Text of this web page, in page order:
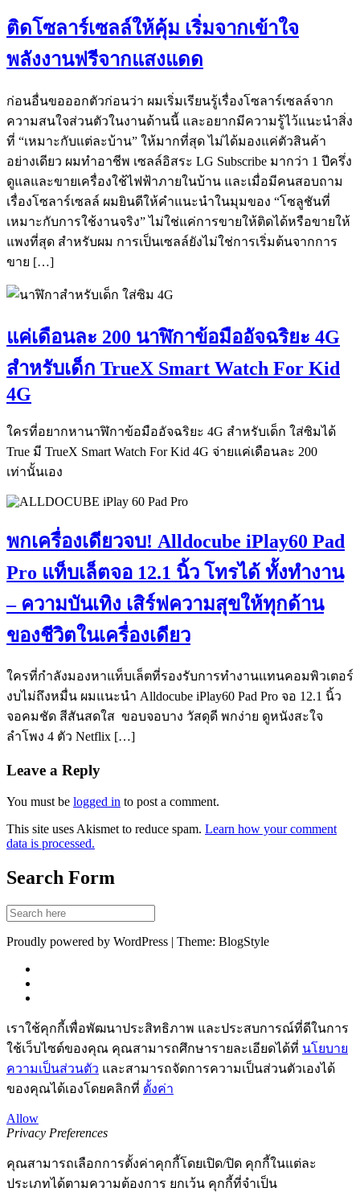
ติดโซลาร์เซลล์ให้คุ้ม เริ่มจากเข้าใจ
พลังงานฟรีจากแสงแดด
ก่อนอื่นขอออกตัวก่อนว่า ผมเริ่มเรียนรู้เรื่องโซลาร์เซลล์จาก
ความสนใจส่วนตัวในงานด้านนี้ และอยากมีความรู้ไว้แนะนำสิ่ง
ที่ “เหมาะกับแต่ละบ้าน” ให้มากที่สุด ไม่ได้มองแค่ตัวสินค้า
อย่างเดียว ผมทำอาชีพ เซลล์อิสระ LG Subscribe มากว่า 1 ปีครึ่ง
ดูแลและขายเครื่องใช้ไฟฟ้าภายในบ้าน และเมื่อมีคนสอบถาม
เรื่องโซลาร์เซลล์ ผมยินดีให้คำแนะนำในมุมของ “โซลูชันที่
เหมาะกับการใช้งานจริง” ไม่ใช่แค่การขายให้ติดได้หรือขายให้
แพงที่สุด สำหรับผม การเป็นเซลล์ยังไม่ใช่การเริ่มต้นจากการ
ขาย […]
แค่เดือนละ 200 นาฬิกาข้อมืออัจฉริยะ 4G
สำหรับเด็ก TrueX Smart Watch For Kid
4G
ใครที่อยากหานาฬิกาข้อมืออัจฉริยะ 4G สำหรับเด็ก ใส่ซิมได้
True มี TrueX Smart Watch For Kid 4G จ่ายแค่เดือนละ 200
เท่านั้นเอง
พกเครื่องเดียวจบ! Alldocube iPlay60 Pad
Pro แท็บเล็ตจอ 12.1 นิ้ว โทรได้ ทั้งทำงาน
– ความบันเทิง เสิร์ฟความสุขให้ทุกด้าน
ของชีวิตในเครื่องเดียว
ใครที่กำลังมองหาแท็บเล็ตที่รองรับการทำงานแทนคอมพิวเตอร์
งบไม่ถึงหมื่น ผมแนะนำ Alldocube iPlay60 Pad Pro จอ 12.1 นิ้ว
จอคมชัด สีสันสดใส ขอบจอบาง วัสดุดี พกง่าย ดูหนังสะใจ
ลำโพง 4 ตัว Netflix […]
Leave a Reply
You must be logged in to post a comment.
This site uses Akismet to reduce spam. Learn how your comment
data is processed.
Search Form
Proudly powered by WordPress | Theme: BlogStyle
เราใช้คุกกี้เพื่อพัฒนาประสิทธิภาพ และประสบการณ์ที่ดีในการ
ใช้เว็บไซต์ของคุณ คุณสามารถศึกษารายละเอียดได้ที่ นโยบาย
ความเป็นส่วนตัว และสามารถจัดการความเป็นส่วนตัวเองได้
ของคุณได้เองโดยคลิกที่ ตั้งค่า
Allow
Privacy Preferences
คุณสามารถเลือกการตั้งค่าคุกกี้โดยเปิด/ปิด คุกกี้ในแต่ละ
ประเภทได้ตามความต้องการ ยกเว้น คุกกี้ที่จำเป็น